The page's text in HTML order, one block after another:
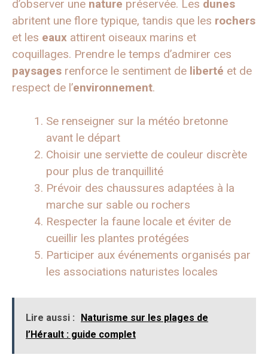
d’observer une nature préservée. Les dunes
abritent une flore typique, tandis que les rochers
et les eaux attirent oiseaux marins et
coquillages. Prendre le temps d’admirer ces
paysages renforce le sentiment de liberté et de
respect de l’environnement.
Se renseigner sur la météo bretonne
avant le départ
Choisir une serviette de couleur discrète
pour plus de tranquillité
Prévoir des chaussures adaptées à la
marche sur sable ou rochers
Respecter la faune locale et éviter de
cueillir les plantes protégées
Participer aux événements organisés par
les associations naturistes locales
Lire aussi :
Naturisme sur les plages de
l’Hérault : guide complet